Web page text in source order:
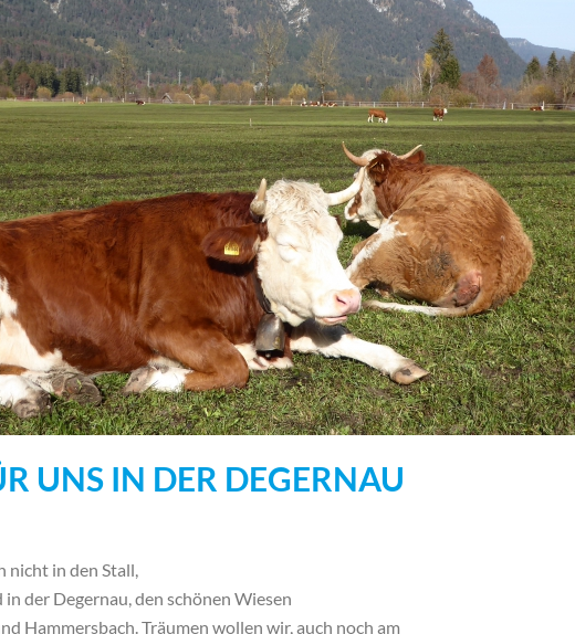
UNS IN DER DEGERNAU
nicht in den Stall,
der Degernau, den schönen Wiesen
Hammersbach. Träumen wollen wir, auch noch am